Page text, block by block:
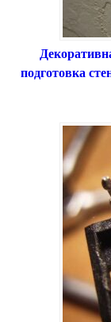
подготовка